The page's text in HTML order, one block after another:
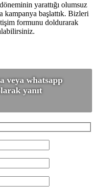
yarattığı olumsuz
kampanya başlattık. Bizleri
formunu doldurarak
veya whatsapp
yanıt